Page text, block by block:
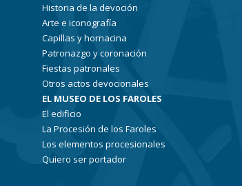
Historia de la devoción
Arte e iconografía
Capillas y hornacina
Patronazgo y coronación
Fiestas patronales
Otros actos devocionales
EL MUSEO DE LOS FAROLES
El edificio
La Procesión de los Faroles
Los elementos procesionales
Quiero ser portador